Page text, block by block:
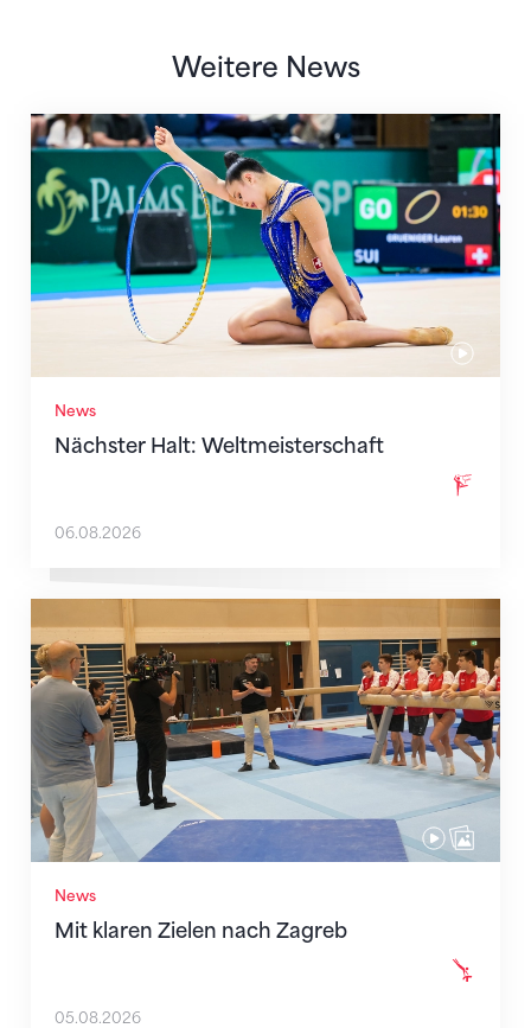
Weitere News
News
Nächster Halt: Weltmeisterschaft
Nächster Halt: Weltmeisterschaft
06.08.2026
News
Mit klaren Zielen nach Zagreb
Mit klaren Zielen nach Zagreb
05.08.2026